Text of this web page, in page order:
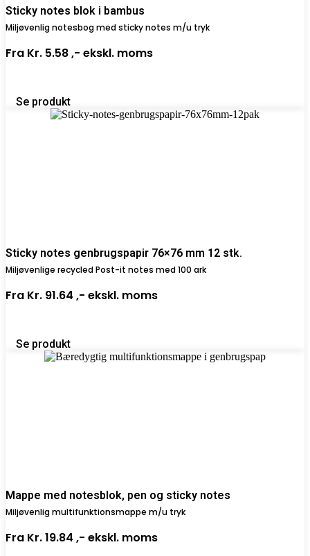
Sticky notes blok i bambus
Miljøvenlig notesbog med sticky notes m/u tryk
Fra Kr. 5.58 ,- ekskl. moms
Se produkt
Sticky notes genbrugspapir 76×76 mm 12 stk.
Miljøvenlige recycled Post-it notes med 100 ark
Fra Kr. 91.64 ,- ekskl. moms
Se produkt
Mappe med notesblok, pen og sticky notes
Miljøvenlig multifunktionsmappe m/u tryk
Fra Kr. 19.84 ,- ekskl. moms